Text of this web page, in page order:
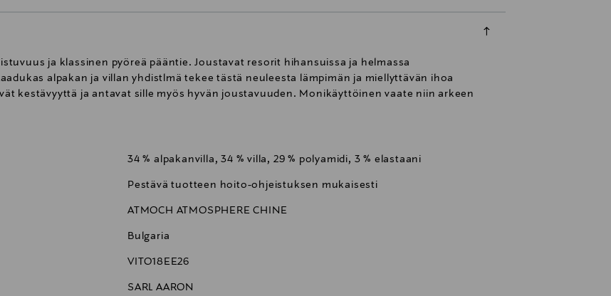
ja klassinen pyöreä pääntie. Joustavat resorit hihansuissa ja helmassa
alpakan ja villan yhdistlmä tekee tästä neuleesta lämpimän ja miellyttävän ihoa
kestävyyttä ja antavat sille myös hyvän joustavuuden. Monikäyttöinen vaate niin arkeen
34 % alpakanvilla, 34 % villa, 29 % polyamidi, 3 % elastaani
Pestävä tuotteen hoito-ohjeistuksen mukaisesti
ATMOCH ATMOSPHERE CHINE
Bulgaria
VITO18EE26
SARL AARON